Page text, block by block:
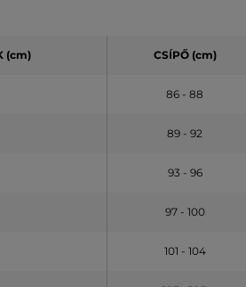
(cm) CSÍPŐ (cm)
86 - 88
89 - 92
93 - 96
97 - 100
101 - 104